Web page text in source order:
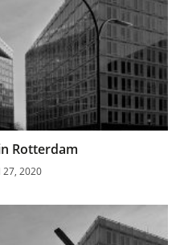
Rotterdam
2020